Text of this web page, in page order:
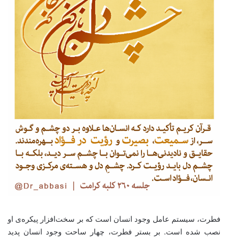
فطرت، سیستم عامل وجود انسان است که بر سخت‌افزار پیکره‌ی او
نصب شده است. بر بستر فطرت، چهار ساحت وجود انسان پدید